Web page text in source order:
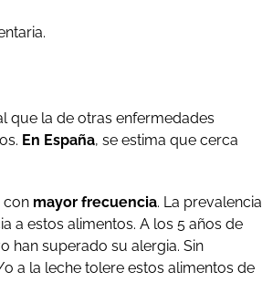
que la de otras enfermedades
En España, se estima que cerca
conmayor frecuencia. La prevalencia
a estos alimentos. A los 5 años de
han superado su alergia. Sin
a la leche tolere estos alimentos de